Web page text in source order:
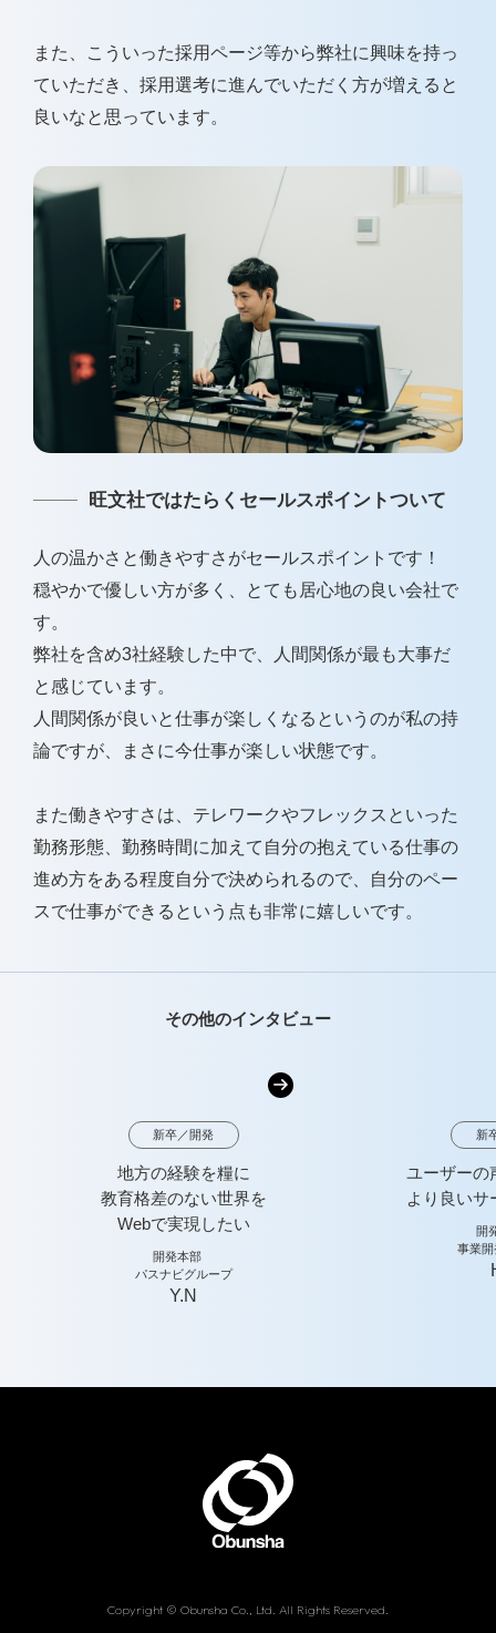
また、こういった採用ページ等から弊社に興味を持っ
ていただき、採用選考に進んでいただく方が増えると
良いなと思っています。
旺文社ではたらくセールスポイントついて
人の温かさと働きやすさがセールスポイントです！
穏やかで優しい方が多く、とても居心地の良い会社で
す。
弊社を含め3社経験した中で、人間関係が最も大事だ
と感じています。
人間関係が良いと仕事が楽しくなるというのが私の持
論ですが、まさに今仕事が楽しい状態です。
また働きやすさは、テレワークやフレックスといった
勤務形態、勤務時間に加えて自分の抱えている仕事の
進め方をある程度自分で決められるので、自分のペー
スで仕事ができるという点も非常に嬉しいです。
その他のインタビュー
新卒／開発
地方の経験を糧に
教育格差のない世界を
Webで実現したい
開発本部
パスナビグループ
Y.N
新
ユーザーの
より良いサ
開
事業
Copyright © Obunsha Co., Ltd. All Rights Reserved.